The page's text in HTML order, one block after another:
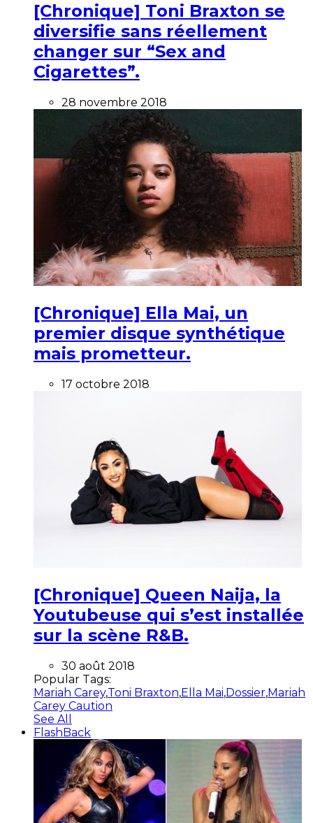
[Chronique] Toni Braxton se
diversifie sans réellement
changer sur “Sex and
Cigarettes”.
28 novembre 2018
[Chronique] Ella Mai, un
premier disque synthétique
mais prometteur.
17 octobre 2018
[Chronique] Queen Naija, la
Youtubeuse qui s’est installée
sur la scène R&B.
30 août 2018
Popular Tags:
Mariah Carey,Toni Braxton,Ella Mai,Dossier,Mariah
Carey Caution
See All
FlashBack